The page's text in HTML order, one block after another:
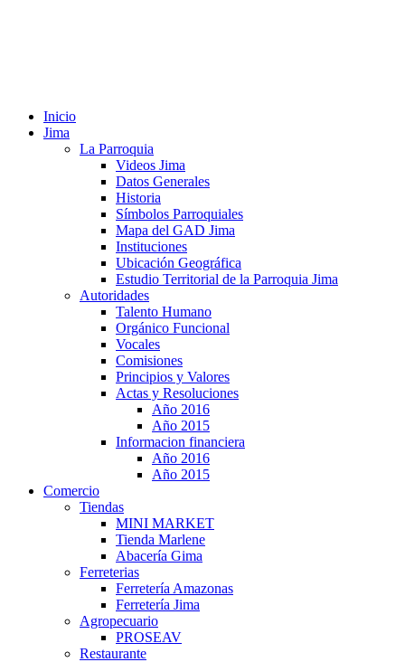
Inicio
Jima
La Parroquia
Videos Jima
Datos Generales
Historia
Símbolos Parroquiales
Mapa del GAD Jima
Instituciones
Ubicación Geográfica
Estudio Territorial de la Parroquia Jima
Autoridades
Talento Humano
Orgánico Funcional
Vocales
Comisiones
Principios y Valores
Actas y Resoluciones
Año 2016
Año 2015
Informacion financiera
Año 2016
Año 2015
Comercio
Tiendas
MINI MARKET
Tienda Marlene
Abacería Gima
Ferreterias
Ferretería Amazonas
Ferretería Jima
Agropecuario
PROSEAV
Restaurante